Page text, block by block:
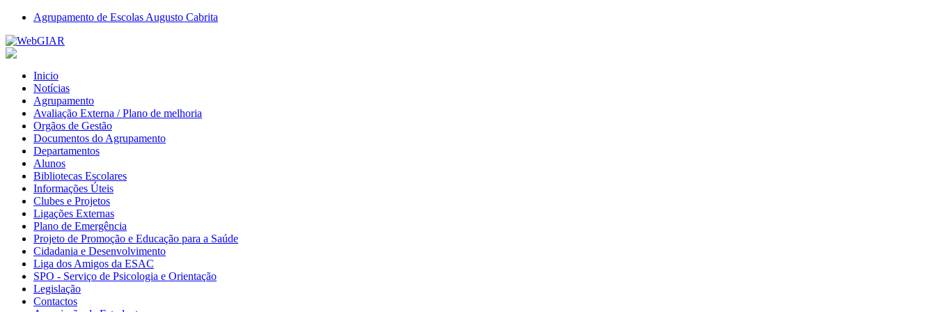
Agrupamento de Escolas Augusto Cabrita
Inicio
Notícias
Agrupamento
Avaliação Externa / Plano de melhoria
Orgãos de Gestão
Documentos do Agrupamento
Departamentos
Alunos
Bibliotecas Escolares
Informações Úteis
Clubes e Projetos
Ligações Externas
Plano de Emergência
Projeto de Promoção e Educação para a Saúde
Cidadania e Desenvolvimento
Liga dos Amigos da ESAC
SPO - Serviço de Psicologia e Orientação
Legislação
Contactos